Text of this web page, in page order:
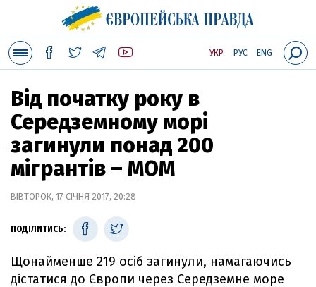
УКР РУС ENG
Від початку року в
Середземному морі
загинули понад 200
мігрантів – МОМ
ВІВТОРОК, 17 СІЧНЯ 2017, 20:28
ПОДІЛИТИСЬ:
Щонайменше 219 осіб загинули, намагаючись
дістатися до Європи через Середземне море